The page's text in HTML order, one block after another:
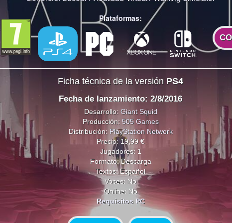
Plataformas:
Ficha técnica de la versión PS4
Fecha de lanzamiento: 2/8/2016
Desarrollo: Giant Squid
Producción: 505 Games
Distribución: PlayStation Network
Precio: 19,99 €
Jugadores: 1
Formato: Descarga
Textos: Español
Voces: No
Online: No
Requisitos PC